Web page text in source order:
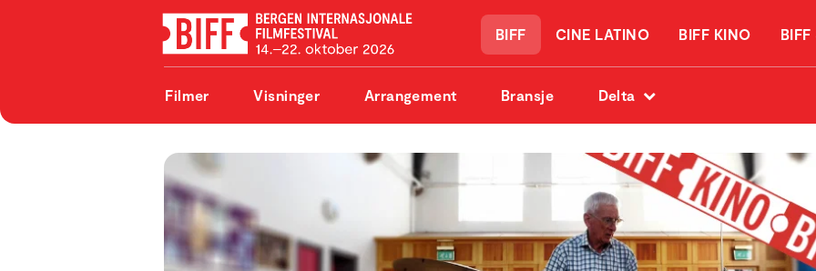
BIFF CINE LATINO BIFF KINO BIFF
Filmer Visninger Arrangement Bransje Delta